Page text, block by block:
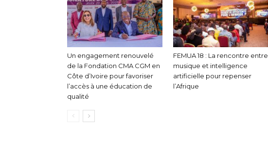
Un engagement renouvelé
de la Fondation CMA CGM en
Côte d’Ivoire pour favoriser
l’accès à une éducation de
qualité
FEMUA 18 : La rencontre entre
musique et intelligence
artificielle pour repenser
l’Afrique